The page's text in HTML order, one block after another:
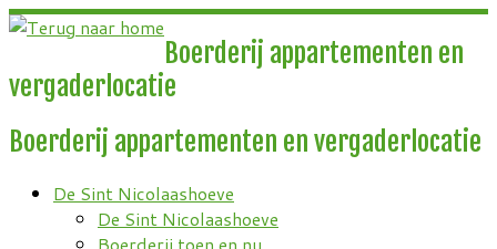
Ga
Boerderij appartementen en
vergaderlocatie
Boerderij appartementen en vergaderlocatie
De Sint Nicolaashoeve
De Sint Nicolaashoeve
Boerderij toen en nu